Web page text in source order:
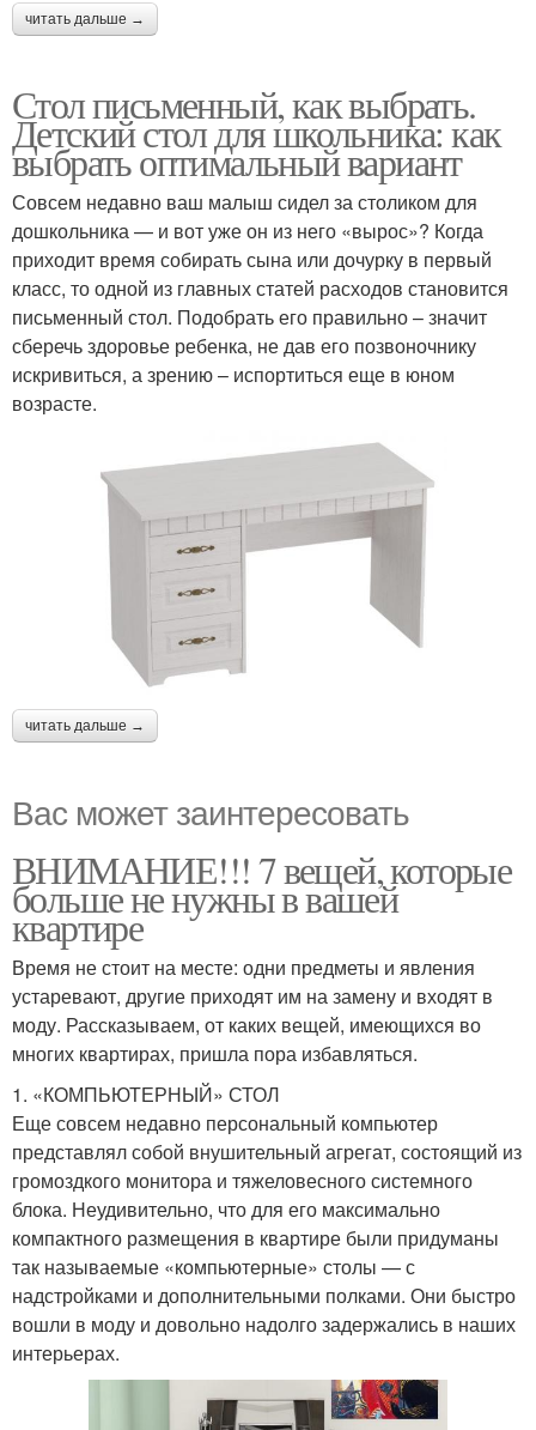
читать дальше →
Стол письменный, как выбрать.
Детский стол для школьника: как
выбрать оптимальный вариант
Совсем недавно ваш малыш сидел за столиком для
дошкольника — и вот уже он из него «вырос»? Когда
приходит время собирать сына или дочурку в первый
класс, то одной из главных статей расходов становится
письменный стол. Подобрать его правильно – значит
сберечь здоровье ребенка, не дав его позвоночнику
искривиться, а зрению – испортиться еще в юном
возрасте.
читать дальше →
Вас может заинтересовать
ВНИМАНИЕ!!! 7 вещей, которые
больше не нужны в вашей
квартире
Время не стоит на месте: одни предметы и явления
устаревают, другие приходят им на замену и входят в
моду. Рассказываем, от каких вещей, имеющихся во
многих квартирах, пришла пора избавляться.
1. «КОМПЬЮТЕРНЫЙ» СТОЛ
Еще совсем недавно персональный компьютер
представлял собой внушительный агрегат, состоящий из
громоздкого монитора и тяжеловесного системного
блока. Неудивительно, что для его максимально
компактного размещения в квартире были придуманы
так называемые «компьютерные» столы — с
надстройками и дополнительными полками. Они быстро
вошли в моду и довольно надолго задержались в наших
интерьерах.